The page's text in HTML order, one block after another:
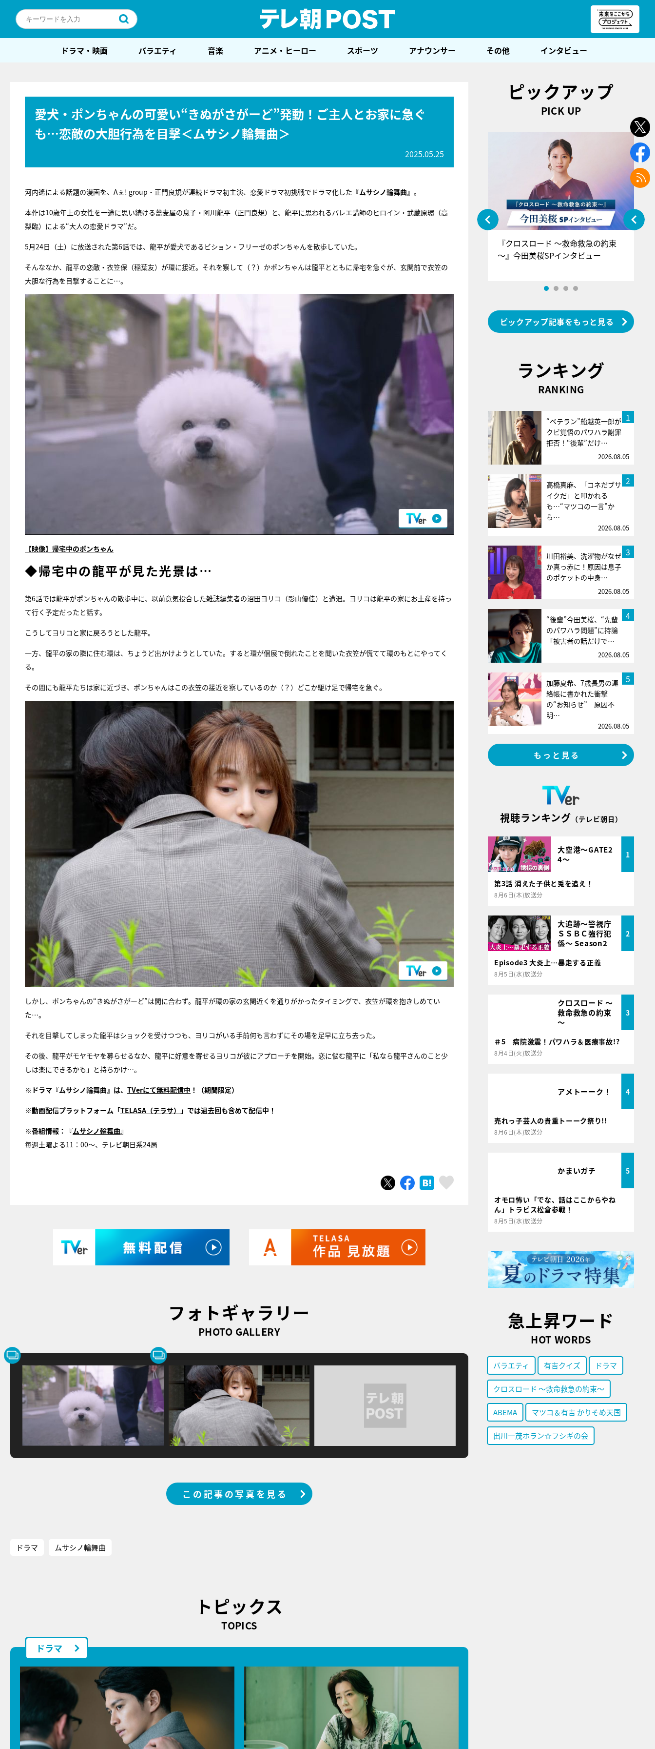
ドラマ・映画 バラエティ 音楽 アニメ・ヒーロー スポーツ アナウンサー その他 インタビュー
愛犬・ポンちゃんの可愛い“きぬがさがーど”発動！ご主人とお家に急ぐ
も…恋敵の大胆行為を目撃＜ムサシノ輪舞曲＞
2025.05.25
河内遙による話題の漫画を、Aぇ! group・正門良規が連続ドラマ初主演、恋愛ドラマ初挑戦でドラマ化した『ムサシノ輪舞曲』。
本作は10歳年上の女性を一途に思い続ける蕎麦屋の息子・阿川龍平（正門良規）と、龍平に思われるバレエ講師のヒロイン・武蔵原環（高
梨臨）による“大人の恋愛ドラマ”だ。
5月24日（土）に放送された第6話では、龍平が愛犬であるビション・フリーゼのポンちゃんを散歩していた。
そんななか、龍平の恋敵・衣笠保（稲葉友）が環に接近。それを察して（？）かポンちゃんは龍平とともに帰宅を急ぐが、玄関前で衣笠の
大胆な行為を目撃することに…。
【映像】帰宅中のポンちゃん
◆帰宅中の龍平が見た光景は…
第6話では龍平がポンちゃんの散歩中に、以前意気投合した雑誌編集者の沼田ヨリコ（影山優佳）と遭遇。ヨリコは龍平の家にお土産を持っ
て行く予定だったと話す。
こうしてヨリコと家に戻ろうとした龍平。
一方、龍平の家の隣に住む環は、ちょうど出かけようとしていた。すると環が個展で倒れたことを聞いた衣笠が慌てて環のもとにやってく
る。
その間にも龍平たちは家に近づき、ポンちゃんはこの衣笠の接近を察しているのか（？）どこか駆け足で帰宅を急ぐ。
しかし、ポンちゃんの“きぬがさがーど”は間に合わず。龍平が環の家の玄関近くを通りがかったタイミングで、衣笠が環を抱きしめてい
た…。
それを目撃してしまった龍平はショックを受けつつも、ヨリコがいる手前何も言わずにその場を足早に立ち去った。
その後、龍平がモヤモヤを募らせるなか、龍平に好意を寄せるヨリコが彼にアプローチを開始。恋に悩む龍平に「私なら龍平さんのこと少
しは楽にできるかも」と持ちかけ…。
※ドラマ『ムサシノ輪舞曲』は、 TVerにて無料配信中 ！（期間限定）
※動画配信プラットフォーム「TELASA（テラサ） 」では過去回も含めて配信中！
※番組情報：『ムサシノ輪舞曲』
毎週土曜よる11：00～、テレビ朝日系24局
ツイートシェア はてブ
フォトギャラリー
PHOTO GALLERY
この記事の写真を見る
ドラマ ムサシノ輪舞曲
トピックス
TOPICS
ドラマ
ピックアップ
PICK UP
『アイ＝ラブ！げーみんぐ』＝LOV
ビュー
『クロスロード ～救命救急の約束
～』今田美桜SPインタビュー
ピックアップ記事をもっと見る
ランキング
RANKING
1
“ベテラン”船越英一郎が
クビ覚悟のパワハラ謝罪
拒否！“後輩”だけ…
2026.08.05
2
高橋真麻、「コネだブサ
イクだ」と叩かれる
も…“マツコの一言”か
ら…
2026.08.05
3
川田裕美、洗濯物がなぜ
か真っ赤に！原因は息子
のポケットの中身…
2026.08.05
4
“後輩”今田美桜、“先輩
のパワハラ問題”に持論
「被害者の話だけで…
2026.08.05
5
加藤夏希、7歳長男の連
絡帳に書かれた衝撃
の“お知らせ” 原因不
明…
2026.08.05
もっと見る
視聴ランキング （テレビ朝日）
大空港～GATE2
4～
1
第3話 消えた子供と兎を追え！
8月6日(木)放送分
大追跡～警視庁
ＳＳＢＣ強行犯
係～ Season2
2
Episode3 大炎上…暴走する正義
8月5日(水)放送分
クロスロード ～
救命救急の約束
～
3
＃5 病院激震！パワハラ＆医療事故!?
8月4日(火)放送分
アメトーーク！ 4
売れっ子芸人の貴重トーーク祭り!!
8月6日(木)放送分
かまいガチ 5
オモロ怖い「でな、話はここからやね
ん」トラビス松倉参戦！
8月5日(水)放送分
急上昇ワード
HOT WORDS
バラエティ 有吉クイズ ドラマ
クロスロード ～救命救急の約束～
ABEMA マツコ＆有吉 かりそめ天国
出川一茂ホラン☆フシギの会